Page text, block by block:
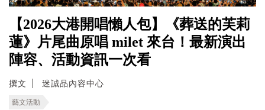
【2026大港開唱懶人包】《葬送的芙莉
蓮》片尾曲原唱 milet 來台！最新演出
陣容、活動資訊一次看
撰文 迷誠品內容中心
藝文活動